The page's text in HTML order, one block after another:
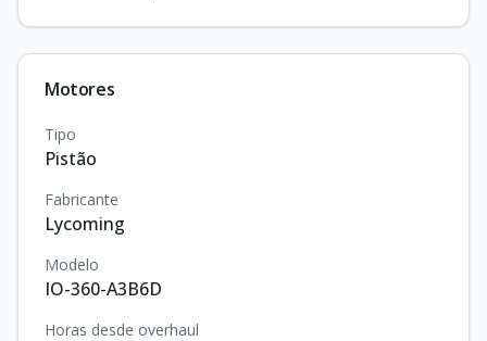
Motores
Tipo
Pistão
Fabricante
Lycoming
Modelo
IO-360-A3B6D
Horas desde overhaul